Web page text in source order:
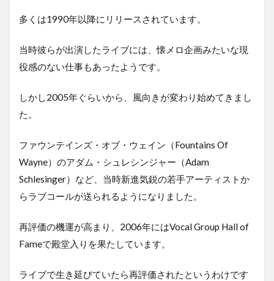
多くは1990年以降にリリースされています。
当時彼らが出演したライブには、懐メロ企画みたいな現
役感のない仕事もあったようです。
しかし2005年ぐらいから、風向きが変わり始めてきまし
た。
ファウンテインズ・オブ・ウェイン（Fountains Of
Wayne）のアダム・シュレシンジャー（Adam
Schlesinger）など、当時新進気鋭の若手アーティストか
らラブコールが送られるようになりました。
再評価の機運が高まり、2006年にはVocal Group Hall of
Fameで殿堂入りを果たしています。
ライブで生き延びていたら再評価されたというわけです